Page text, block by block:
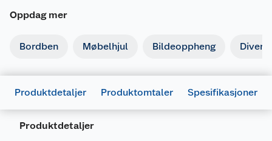
Oppdag mer
Bordben Møbelhjul Bildeoppheng
Produktdetaljer Produktomtaler Spesifikasjoner
Produktdetaljer